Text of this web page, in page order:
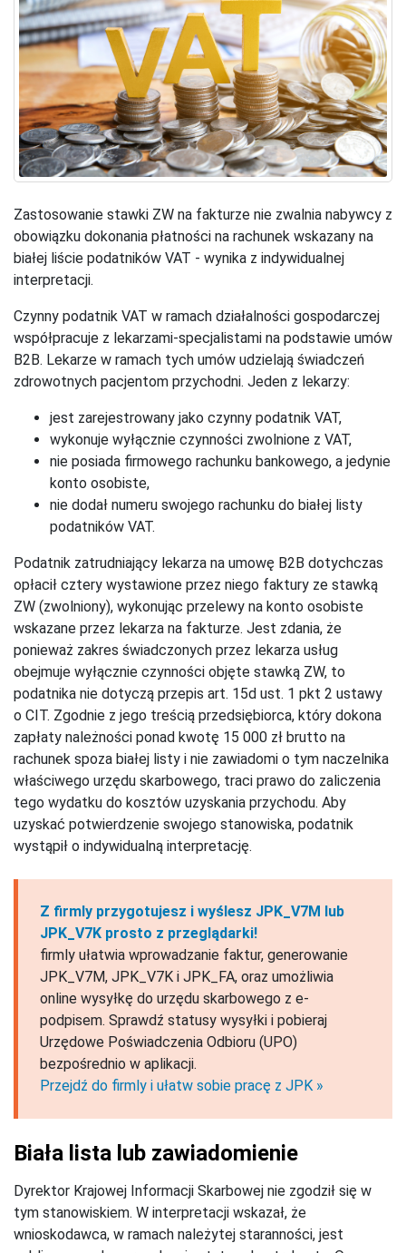
Zastosowanie stawki ZW na fakturze nie zwalnia nabywcy z
obowiązku dokonania płatności na rachunek wskazany na
białej liście podatników VAT - wynika z indywidualnej
interpretacji.
Czynny podatnik VAT w ramach działalności gospodarczej
współpracuje z lekarzami-specjalistami na podstawie umów
B2B. Lekarze w ramach tych umów udzielają świadczeń
zdrowotnych pacjentom przychodni. Jeden z lekarzy:
jest zarejestrowany jako czynny podatnik VAT,
wykonuje wyłącznie czynności zwolnione z VAT,
nie posiada firmowego rachunku bankowego, a jedynie
konto osobiste,
nie dodał numeru swojego rachunku do białej listy
podatników VAT.
Podatnik zatrudniający lekarza na umowę B2B dotychczas
opłacił cztery wystawione przez niego faktury ze stawką
ZW (zwolniony), wykonując przelewy na konto osobiste
wskazane przez lekarza na fakturze. Jest zdania, że
ponieważ zakres świadczonych przez lekarza usług
obejmuje wyłącznie czynności objęte stawką ZW, to
podatnika nie dotyczą przepis art. 15d ust. 1 pkt 2 ustawy
o CIT. Zgodnie z jego treścią przedsiębiorca, który dokona
zapłaty należności ponad kwotę 15 000 zł brutto na
rachunek spoza białej listy i nie zawiadomi o tym naczelnika
właściwego urzędu skarbowego, traci prawo do zaliczenia
tego wydatku do kosztów uzyskania przychodu. Aby
uzyskać potwierdzenie swojego stanowiska, podatnik
wystąpił o indywidualną interpretację.
Z firmly przygotujesz i wyślesz JPK_V7M lub
JPK_V7K prosto z przeglądarki!
firmly ułatwia wprowadzanie faktur, generowanie
JPK_V7M, JPK_V7K i JPK_FA, oraz umożliwia
online wysyłkę do urzędu skarbowego z e-
podpisem. Sprawdź statusy wysyłki i pobieraj
Urzędowe Poświadczenia Odbioru (UPO)
bezpośrednio w aplikacji.
Przejdź do firmly i ułatw sobie pracę z JPK »
Biała lista lub zawiadomienie
Dyrektor Krajowej Informacji Skarbowej nie zgodził się w
tym stanowiskiem. W interpretacji wskazał, że
wnioskodawca, w ramach należytej staranności, jest